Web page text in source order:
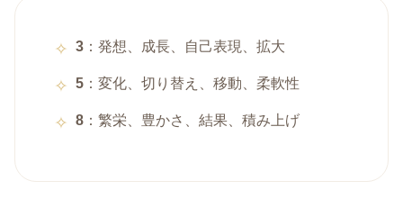
3 ：発想、成長、自己表現、拡大
5 ：変化、切り替え、移動、柔軟性
8 ：繁栄、豊かさ、結果、積み上げ